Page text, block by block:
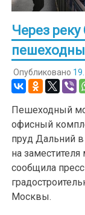
Через
Опубликовано
Пешеходный
офисный
пруд Дальний
на
сообщила
Москвы.